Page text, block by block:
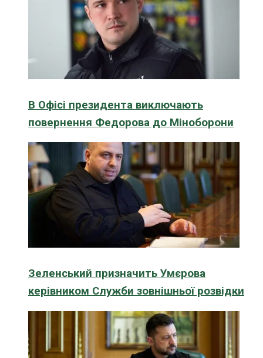
В Офісі президента виключають
повернення Федорова до Міноборони
Зеленський призначить Умєрова
керівником Служби зовнішньої розвідки